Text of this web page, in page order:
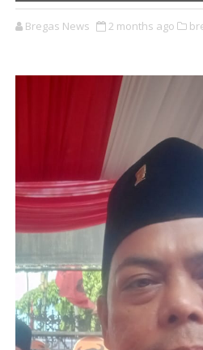
Bregas News 2 months ago